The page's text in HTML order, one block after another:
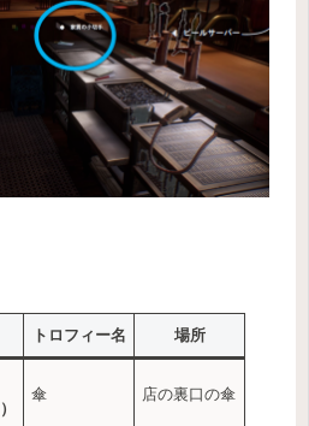
トロフィー名 場所
傘 店の裏口の傘